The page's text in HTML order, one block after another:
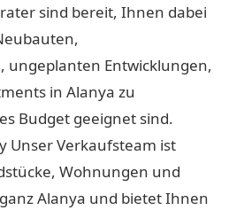
sind bereit, Ihnen dabei
ungeplanten Entwicklungen,
in Alanya zu
Budget geeignet sind.
Unser Verkaufsteam ist
Wohnungen und
Alanya und bietet Ihnen